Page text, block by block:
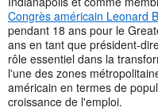
Congrès américain Leonard
pendant 18 ans pour le
ans en tant que président-
rôle essentiel dans la
l'une des zones
américain en termes de
croissance de l'emploi.